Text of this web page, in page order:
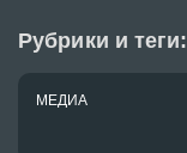
Рубрики и теги:
МЕДИА